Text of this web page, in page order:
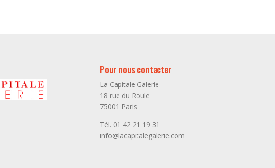
Pour nous contacter
La Capitale Galerie
18 rue du Roule
75001 Paris
Tél. 01 42 21 19 31
info@lacapitalegalerie.com